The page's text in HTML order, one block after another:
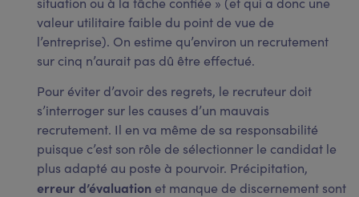
valeur utilitaire faible du point de vue de
l’entreprise). On estime qu’environ un recrutement
sur cinq n’aurait pas dû être effectué.
Pour éviter d’avoir des regrets, le recruteur doit
s’interroger sur les causes d’un mauvais
recrutement. Il en va même de sa responsabilité
puisque c’est son rôle de sélectionner le candidat le
plus adapté au poste à pourvoir. Précipitation,
erreur d’évaluation et manque de discernement sont